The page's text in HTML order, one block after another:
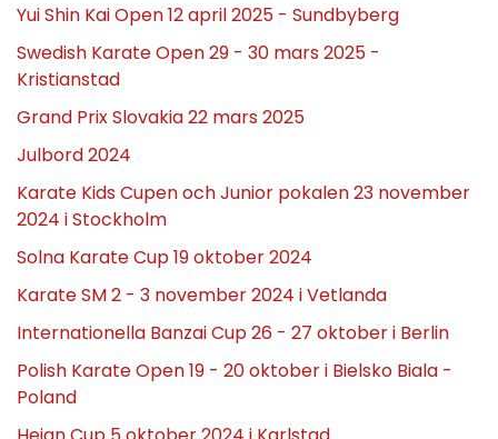
Yui Shin Kai Open 12 april 2025 - Sundbyberg
Swedish Karate Open 29 - 30 mars 2025 -
Kristianstad
Grand Prix Slovakia 22 mars 2025
Julbord 2024
Karate Kids Cupen och Junior pokalen 23 november
2024 i Stockholm
Solna Karate Cup 19 oktober 2024
Karate SM 2 - 3 november 2024 i Vetlanda
Internationella Banzai Cup 26 - 27 oktober i Berlin
Polish Karate Open 19 - 20 oktober i Bielsko Biala -
Poland